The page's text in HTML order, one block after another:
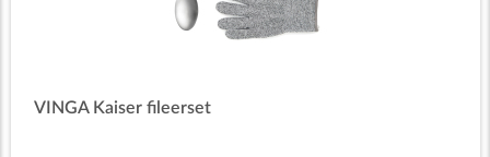
VINGA Kaiser fileerset